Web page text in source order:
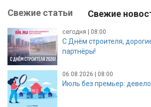
Свежие статьи Свежие
сегодня | 08:00
С Днём строителя,
партнёры!
06.08.2026 | 08:00
Июль без премьер: